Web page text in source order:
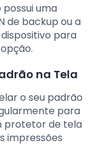
uma
de backup ou a
para
na Tela
o seu padrão
para
protetor de tela
impressões